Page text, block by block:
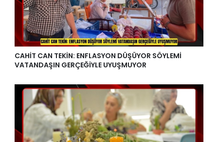
CAHİT CAN TEKİN: ENFLASYON DÜŞÜYOR SÖYLEMİ
VATANDAŞIN GERÇEĞİYLE UYUŞMUYOR